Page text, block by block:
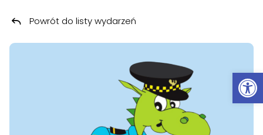
Przeskocz do treści
Powrót do listy wydarzeń